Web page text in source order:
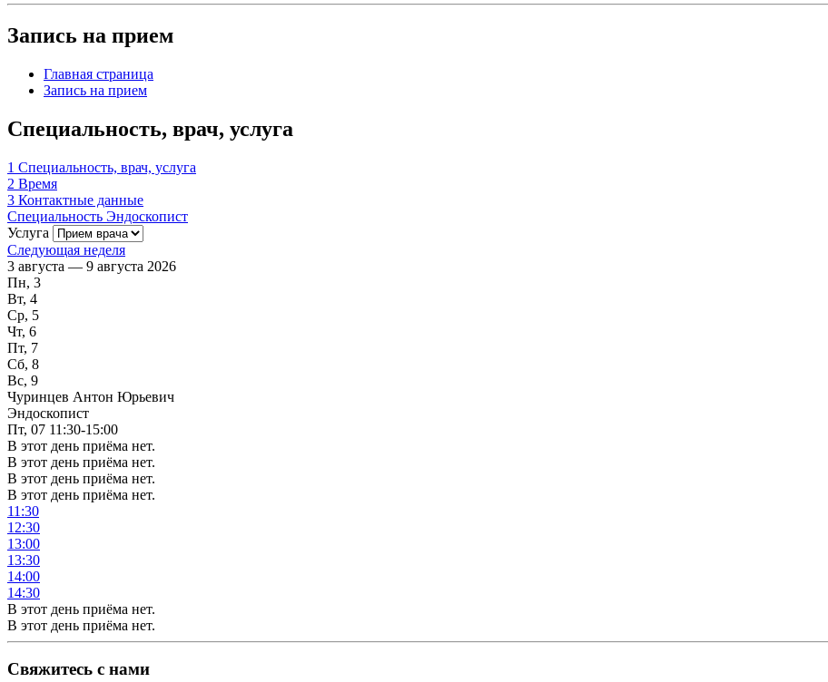
Запись на прием
Главная страница
Запись на прием
Специальность, врач, услуга
1 Специальность, врач, услуга
2 Время
3 Контактные данные
Специальность Эндоскопист
Услуга
Следующая неделя
3 августа — 9 августа 2026
Пн, 3
Вт, 4
Ср, 5
Чт, 6
Пт, 7
Сб, 8
Вс, 9
Чуринцев Антон Юрьевич
Эндоскопист
Пт, 07 11:30-15:00
В этот день приёма нет.
В этот день приёма нет.
В этот день приёма нет.
В этот день приёма нет.
11:30
12:30
13:00
13:30
14:00
14:30
В этот день приёма нет.
В этот день приёма нет.
Свяжитесь с нами